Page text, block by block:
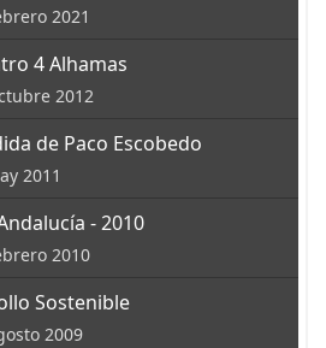
2021
4 Alhamas
2012
de Paco Escobedo
2011
- 2010
2010
Sostenible
2009